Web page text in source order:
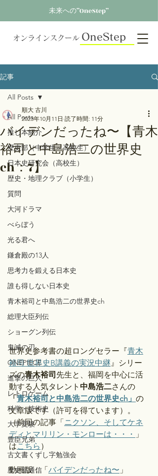
未来への”OneStep”
オンラインスクール OneStep
記事
All Posts
推し本紹介
歴史部（中学生～高校生）
日本史研究会（高校生）
歴史・地理クラブ（小学生）
質問
大河ドラマ
べらぼう
光る君へ
鎌倉殿の13人
思考力を鍛える日本史
誰も得しない日本史
青木裕司と中島浩二の世界史ch
総理大臣列伝
ショーグン列伝
鬼滅の刃
ONEPIECE
進撃の巨人
レトロゲーム
科学・技術史
大学受験
豊臣兄弟
古文書くずし字勉強会
歴史部通信
All Posts
バイデンだったね〜【青木
裕司と中島浩二の世界史
ch：7】
順大 古川
2023年10月11日 読了時間: 11分
世界史参考書の超ロングセラー『青木
裕司 世界史B講義の実況中継』シリー
ズの青木裕司 先生と、福岡を中心に活
動する人気タレント 中島浩二さんの
「青木裕司と中島浩二の世界史ch」 の
文章版です（許可を得ています）。
（前回の記事「ニクソン、そしてケネ
ディとマリリン・モンローは・・・ 」
はこちら ）
動画版：「バイデンだったね〜 」